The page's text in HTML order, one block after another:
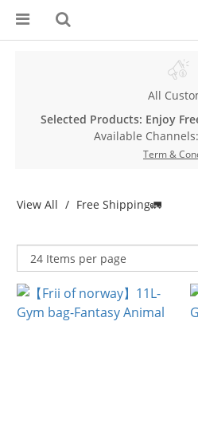
All
Selected Products: Enjoy
Available Channels:
Term &
View All Free Shipping🚛